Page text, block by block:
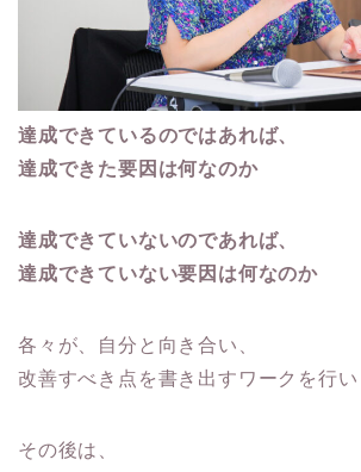
達成できているのではあれば、
達成できた要因は何なのか
達成できていないのであれば、
達成できていない要因は何なのか
各々が、自分と向き合い、
改善すべき点を書き出すワークを行い
その後は、